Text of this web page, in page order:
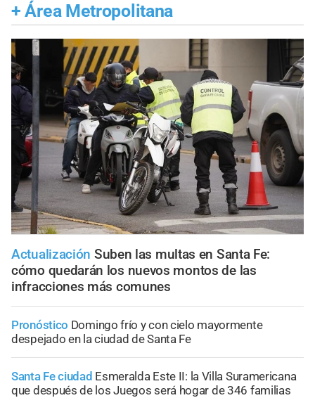
+ Área Metropolitana
Actualización Suben las multas en Santa Fe:
cómo quedarán los nuevos montos de las
infracciones más comunes
Pronóstico Domingo frío y con cielo mayormente
despejado en la ciudad de Santa Fe
Santa Fe ciudad Esmeralda Este II: la Villa Suramericana
que después de los Juegos será hogar de 346 familias